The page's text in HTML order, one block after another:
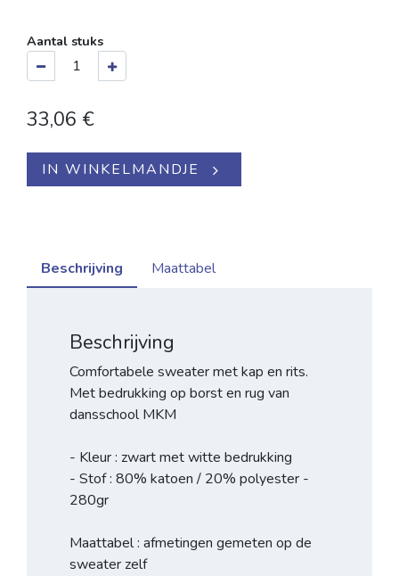
Aantal stuks
33,06 €
IN WINKELMANDJE
Beschrijving Maattabel
Beschrijving
Comfortabele sweater met kap en rits.
Met bedrukking op borst en rug van
dansschool MKM
- Kleur : zwart met witte bedrukking
- Stof : 80% katoen / 20% polyester -
280gr
Maattabel : afmetingen gemeten op de
sweater zelf